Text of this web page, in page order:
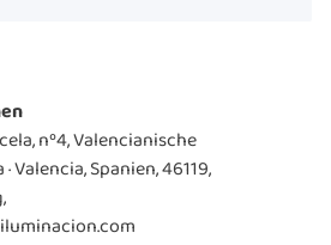
nº4, Valencianische
Valencia, Spanien, 46119,